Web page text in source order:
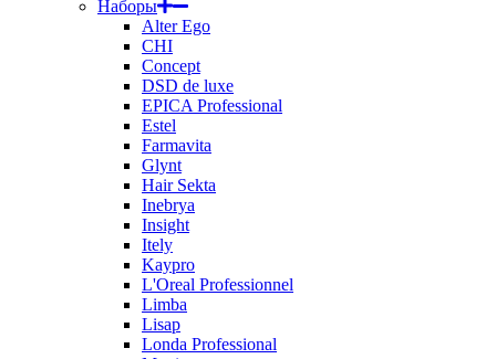
Наборы
Alter Ego
CHI
Concept
DSD de luxe
EPICA Professional
Estel
Farmavita
Glynt
Hair Sekta
Inebrya
Insight
Itely
Kaypro
L'Oreal Professionnel
Limba
Lisap
Londa Professional